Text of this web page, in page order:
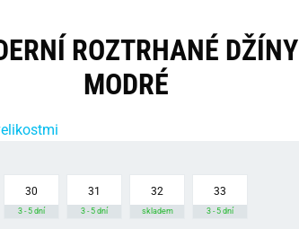
ROZTRHANÉ DŽÍNY
MODRÉ
30
3 - 5 dní
31
3 - 5 dní
32
skladem
33
3 - 5 dní